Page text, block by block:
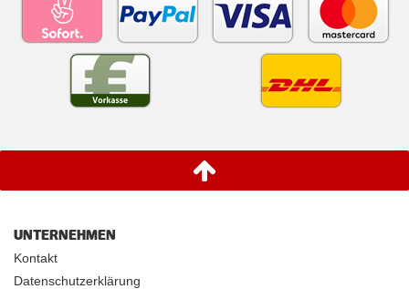
UNTERNEHMEN
Kontakt
Datenschutzerklärung